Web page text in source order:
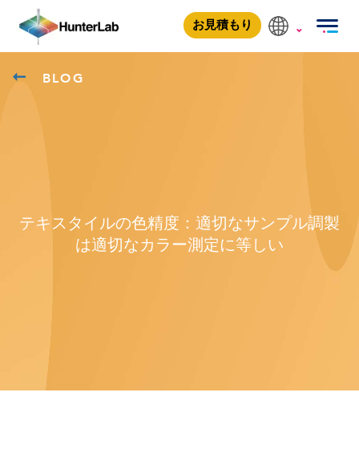
お見積もり
BLOG
テキスタイルの色精度：適切なサンプル調製
は適切なカラー測定に等しい